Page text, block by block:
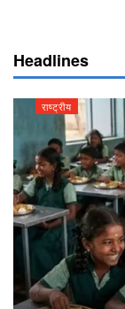
Headlines
राष्ट्रीय